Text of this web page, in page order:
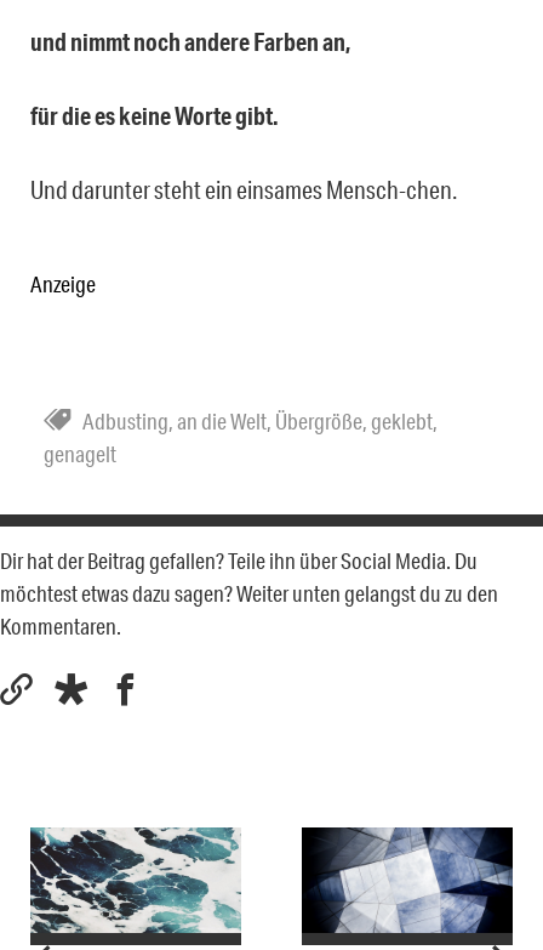
und nimmt noch andere Farben an,
für die es keine Worte gibt.
Und darunter steht ein einsames Mensch-chen.
Anzeige
Adbusting,an die Welt, Übergröße, geklebt,
genagelt
Dir hat der Beitrag gefallen? Teile ihn über Social Media. Du
möchtest etwas dazu sagen? Weiter unten gelangst du zu den
Kommentaren.